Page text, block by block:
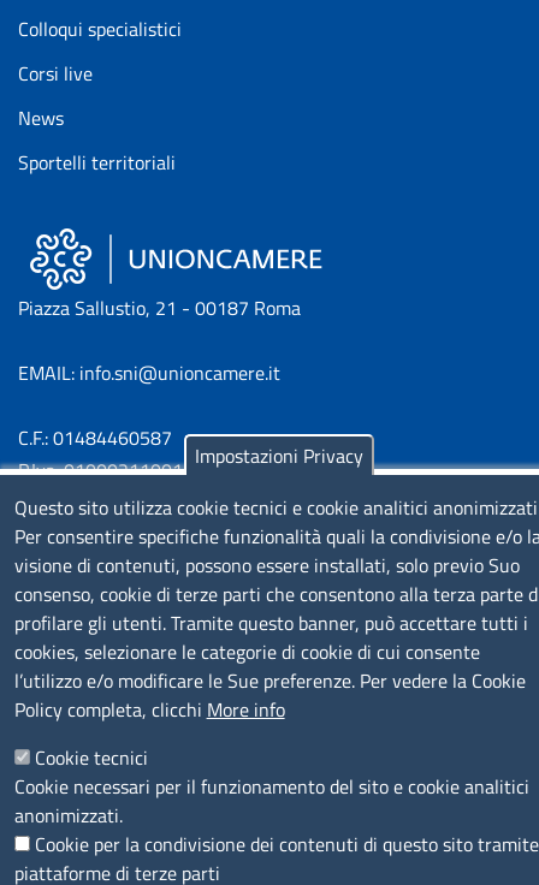
Colloqui specialistici
Corsi live
News
Sportelli territoriali
Piazza Sallustio, 21 - 00187 Roma
EMAIL: info.sni@unioncamere.it
C.F.: 01484460587
P.Iva: 01000211001
SERVIZIO REALIZZATO DA
Impostazioni Privacy
Questo sito utilizza cookie tecnici e cookie analitici
Per consentire specifiche funzionalità quali la condivisione e/o
visione di contenuti, possono essere installati, solo previo Suo
consenso, cookie di terze parti che consentono alla terza parte
profilare gli utenti. Tramite questo banner, può accettare tutti i
cookies, selezionare le categorie di cookie di cui consente
l’utilizzo e/o modificare le Sue preferenze. Per vedere la Cookie
Policy completa, clicchi More info
Cookie tecnici
Cookie necessari per il funzionamento del sito e cookie analitici
anonimizzati.
Cookie per la condivisione dei contenuti di questo sito tramite
piattaforme di terze parti